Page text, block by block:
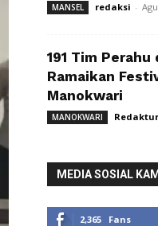
MANSEL redaksi -
191 Tim Perahu
Ramaikan
Manokwari
MANOKWARI
MEDIA SOSIAL KAMI
2,365 Fans